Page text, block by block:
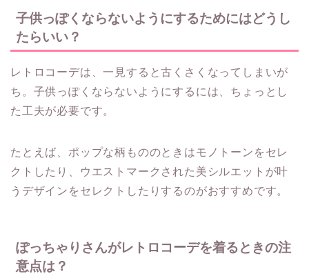
子供っぽくならないようにするためにはどうし
たらいい？
レトロコーデは、一見すると古くさくなってしまいが
ち。子供っぽくならないようにするには、ちょっとし
た工夫が必要です。
たとえば、ポップな柄もののときはモノトーンをセレ
クトしたり、ウエストマークされた美シルエットが叶
うデザインをセレクトしたりするのがおすすめです。
ぽっちゃりさんがレトロコーデを着るときの注
意点は？